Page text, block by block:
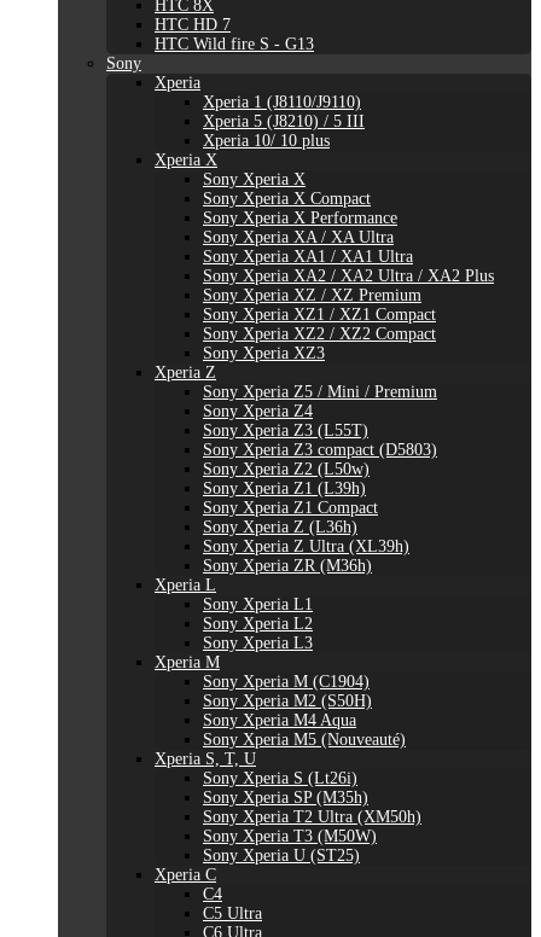
HTC 8X
HTC HD 7
HTC Wild fire S - G13
Sony
Xperia
Xperia 1 (J8110/J9110)
Xperia 5 (J8210) / 5 III
Xperia 10/ 10 plus
Xperia X
Sony Xperia X
Sony Xperia X Compact
Sony Xperia X Performance
Sony Xperia XA / XA Ultra
Sony Xperia XA1 / XA1 Ultra
Sony Xperia XA2 / XA2 Ultra / XA2 Plus
Sony Xperia XZ / XZ Premium
Sony Xperia XZ1 / XZ1 Compact
Sony Xperia XZ2 / XZ2 Compact
Sony Xperia XZ3
Xperia Z
Sony Xperia Z5 / Mini / Premium
Sony Xperia Z4
Sony Xperia Z3 (L55T)
Sony Xperia Z3 compact (D5803)
Sony Xperia Z2 (L50w)
Sony Xperia Z1 (L39h)
Sony Xperia Z1 Compact
Sony Xperia Z (L36h)
Sony Xperia Z Ultra (XL39h)
Sony Xperia ZR (M36h)
Xperia L
Sony Xperia L1
Sony Xperia L2
Sony Xperia L3
Xperia M
Sony Xperia M (C1904)
Sony Xperia M2 (S50H)
Sony Xperia M4 Aqua
Sony Xperia M5 (Nouveauté)
Xperia S, T, U
Sony Xperia S (Lt26i)
Sony Xperia SP (M35h)
Sony Xperia T2 Ultra (XM50h)
Sony Xperia T3 (M50W)
Sony Xperia U (ST25)
Xperia C
C4
C5 Ultra
C6 Ultra